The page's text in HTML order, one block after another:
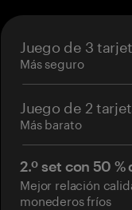
Juego de 3
Más seguro
Juego de 2
Más barato
2.º set con 50
Mejor relación
monederos fríos